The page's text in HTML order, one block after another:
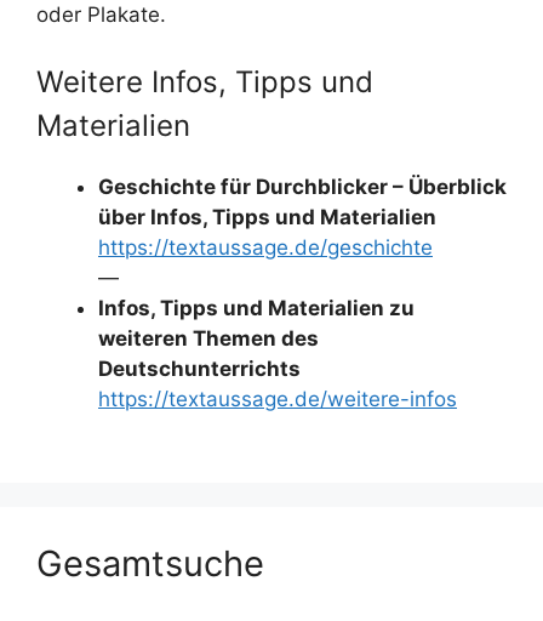
oder Plakate.
Weitere Infos, Tipps und
Materialien
Geschichte für Durchblicker – Überblick
über Infos, Tipps und Materialien
https://textaussage.de/geschichte
—
Infos, Tipps und Materialien zu
weiteren Themen des
Deutschunterrichts
https://textaussage.de/weitere-infos
Gesamtsuche